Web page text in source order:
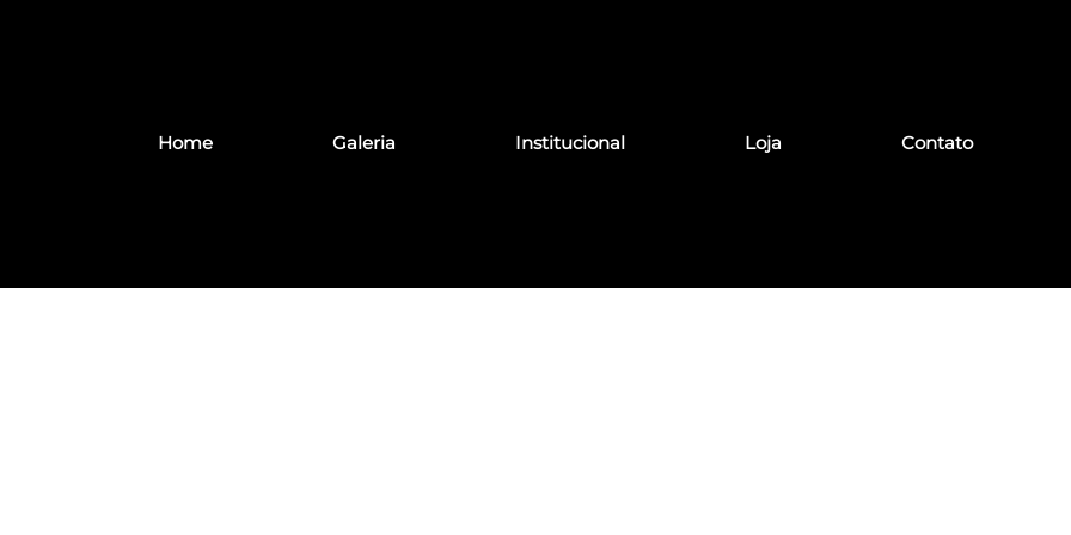
Home
Galeria Institucional Loja Contato